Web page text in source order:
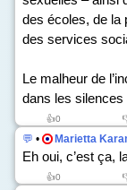
des écoles, de la
des services
Le malheur de
dans les silences
👍0
💬 • Marietta
Eh oui, c’est ça,
👍0